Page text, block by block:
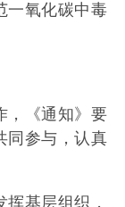
一氧化碳中毒
，《通知》要
同参与，认真
基层组织，